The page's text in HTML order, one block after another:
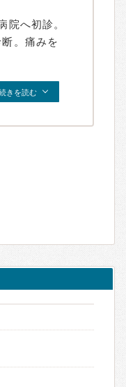
院へ初診。
。痛みを
きを読む